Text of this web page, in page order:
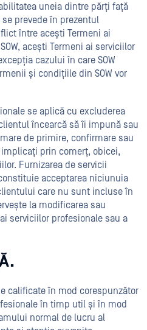
uneia dintre părți față
prevede în prezentul
între acești Termeni ai
acești Termeni ai serviciilor
cazului în care SOW
și condițiile din SOW vor
se aplică cu excluderea
încearcă să îi impună sau
de primire, confirmare sau
prin comerț, obicei,
Furnizarea de servicii
acceptarea niciunuia
care nu sunt incluse în
la modificarea sau
serviciilor profesionale sau a
calificate în mod corespunzător
în timp util și în mod
normal de lucru al